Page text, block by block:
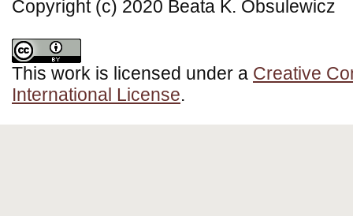
Copyright (c) 2020 Beata K. Obsulewicz
This work is licensed under a Creative
International License.